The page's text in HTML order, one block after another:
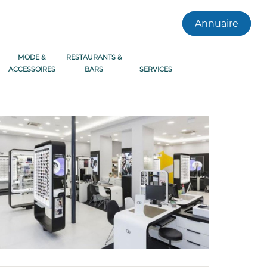
Annuaire
MODE &
ACCESSOIRES
RESTAURANTS &
BARS
SERVICES